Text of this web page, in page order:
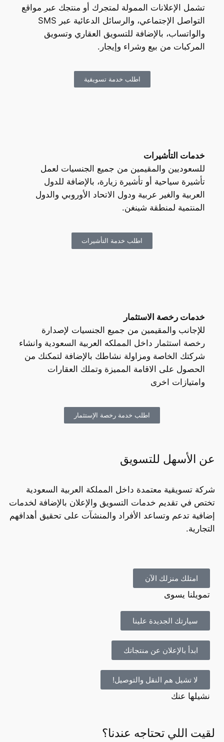
تشمل الإعلانات الممولة لمتجرك أو منتجك عبر مواقع
التواصل الإجتماعي، والرسائل الدعائية عبر SMS
والواتساب، بالإضافة للتسويق العقاري وتسويق
المركبات من بيع وشراء وإيجار.
اطلب خدمة تسويقية
خدمات التأشيرات
للسعوديين والمقيمين من جميع الجنسيات لعمل
تأشيرة سياحية أو تأشيرة زيارة، بالإضافة للدول
العربية والغير عربية ودول الاتحاد الأوروبي والدول
المنتمية لمنطقة شينغن.
اطلب خدمة التأشيرات
خدمات رخصة الاستثمار
للإجانب والمقيمين من جميع الجنسيات لإصدارة
رخصة استثمار داخل المملكه العربية السعودية وانشاء
شركتك الخاصة ومزاولة نشاطك بالإضافة لتمكنك من
الحصول على الاقامة المميزة وتملك العقارات
وامتيازات اخرى
اطلب خدمة رخصة الإستثمار
عن الأسهل للتسويق
شركة تسويقية معتمدة داخل المملكة العربية السعودية
تختص في تقديم خدمات التسويق والإعلان بالإضافة لخدمات
إضافية تدعم وتساعد الأفراد والمنشآت على تحقيق أهدافهم
التجارية.
امتلك منزلك الآن
تمويلنا يسوى
سيارتك الجديدة علينا
ابدأ بالإعلان عن منتجاتك
لا تشيل هم النقل والتوصيل!
نشيلها عنك
لقيت اللي تحتاجه عندنا؟